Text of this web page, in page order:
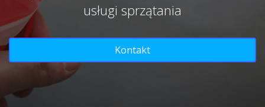
usługi sprzątania
Kontakt